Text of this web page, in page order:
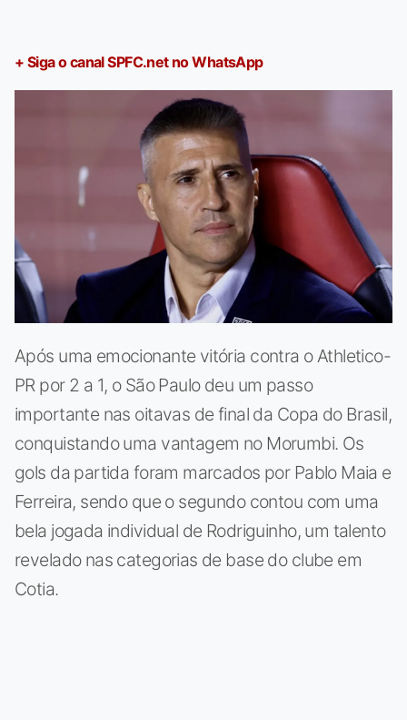
+ Siga o canal SPFC.net no WhatsApp
Após uma emocionante vitória contra o Athletico-
PR por 2 a 1, o São Paulo deu um passo
importante nas oitavas de final da Copa do Brasil,
conquistando uma vantagem no Morumbi. Os
gols da partida foram marcados por Pablo Maia e
Ferreira, sendo que o segundo contou com uma
bela jogada individual de Rodriguinho, um talento
revelado nas categorias de base do clube em
Cotia.